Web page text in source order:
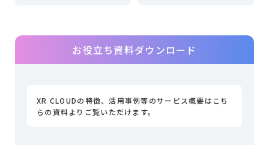
お役立ち資料ダウンロード
XR CLOUDの特徴、活用事例等のサービス概要はこち
らの資料よりご覧いただけます。